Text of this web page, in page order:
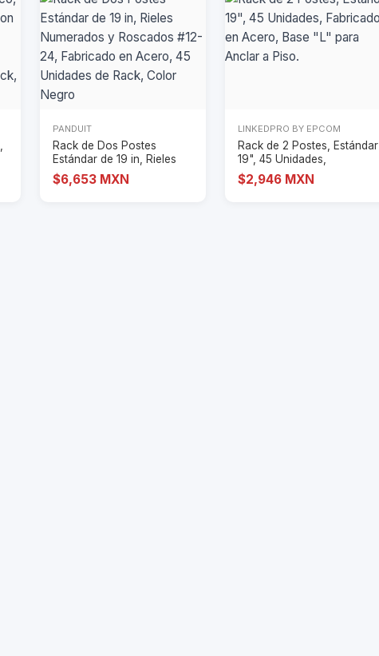
PANDUIT
Rack de Dos Postes
Estándar de 19 in, Rieles
Numerados y Ro
$6,653 MXN
LINKEDPRO BY EPCOM
Rack de 2 Postes, Estándar
19", 45 Unidades,
Fabricado en A
$2,946 MXN